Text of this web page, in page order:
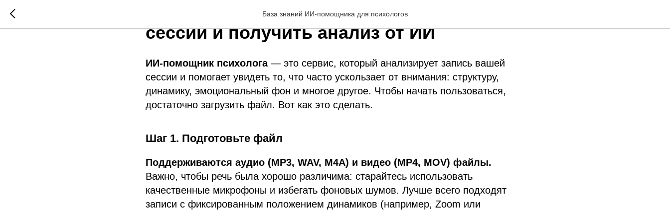
База знаний ИИ-помощника для психологов
Как загрузить аудио- или видеофайл
сессии и получить анализ от ИИ
ИИ-помощник психолога— это сервис, который анализирует запись вашей
сессии и помогает увидеть то, что часто ускользает от внимания: структуру,
динамику, эмоциональный фон и многое другое. Чтобы начать пользоваться,
достаточно загрузить файл. Вот как это сделать.
Шаг 1. Подготовьте файл
Поддерживаются аудио (MP3, WAV, M4A) и видео (MP4, MOV) файлы.
Важно, чтобы речь была хорошо различима: старайтесь использовать
качественные микрофоны и избегать фоновых шумов. Лучше всего подходят
записи с фиксированным положением динамиков (например, Zoom или